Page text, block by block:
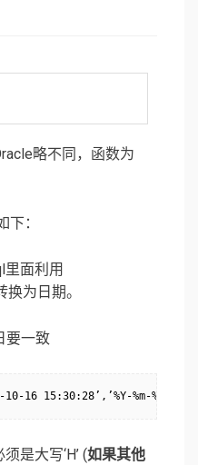
略不同，函数为
下：
里面利用
换为日期。
要一致
是大写‘H’ (如果其他